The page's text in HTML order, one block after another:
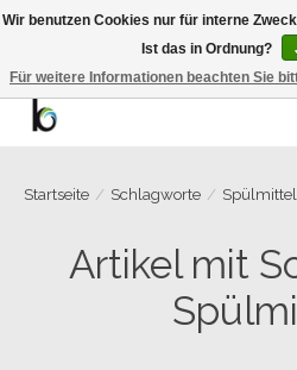
Bemango GmbH - Ewald-Gnau-Str. 11 -
01793/955066
Startseite / Schlagworte / Spülmittel
Artikel mit
Wir benutzen Cookies nur für interne
Ist das in Ordnung?
Für weitere Informationen beachten Sie